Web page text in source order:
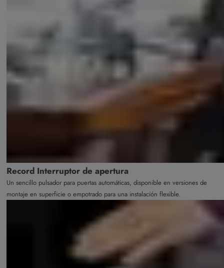
Record Interruptor de apertura
Un sencillo pulsador para puertas automáticas, disponible en versiones de
montaje en superficie o empotrado para una instalación flexible.